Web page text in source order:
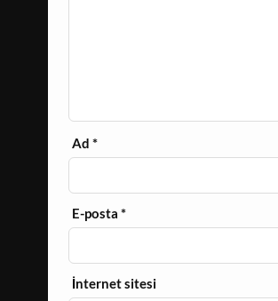
Ad*
E-posta*
İnternet sitesi